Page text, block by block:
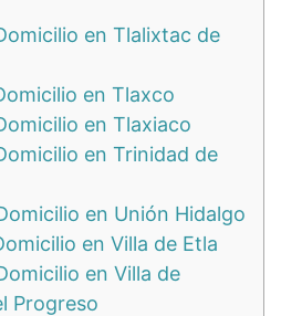
en Tlalixtac de
en Tlaxco
en Tlaxiaco
en Trinidad de
en Unión Hidalgo
en Villa de Etla
en Villa de
Progreso